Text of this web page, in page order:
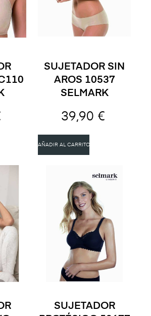
SUJETADOR SIN
AROS 10537
SELMARK
39,90 €
AÑADIR AL CARRITO
SUJETADOR